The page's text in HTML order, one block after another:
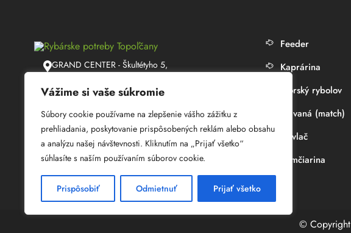
Vážime si vaše súkromie
Súbory cookie používame na zlepšenie vášho zážitku z
prehliadania, poskytovanie prispôsobených reklám alebo obsahu
a analýzu našej návštevnosti. Kliknutím na „Prijať všetko“
súhlasíte s naším používaním súborov cookie.
Prispôsobiť Odmietnuť Prijať všetko
GRAND CENTER - Škultétyho 5,
+421 915 050 060
08:30 - 17:00
Feeder
Kaprárina
Morský rybolov
Plávaná (match)
Prívlač
Sumčiarina
© Copyright